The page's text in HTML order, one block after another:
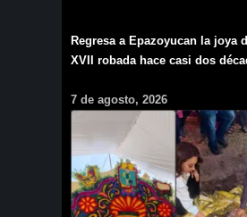
Regresa a Epazoyucan la joya
XVII robada hace casi dos
7 de agosto, 2026